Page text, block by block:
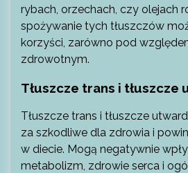
rybach, orzechach, czy olejach
spożywanie tych tłuszczów
korzyści, zarówno pod
zdrowotnym.
Tłuszcze trans i tłuszcze
Tłuszcze trans i tłuszcze
za szkodliwe dla zdrowia i
w diecie. Mogą negatywnie
metabolizm, zdrowie serca i